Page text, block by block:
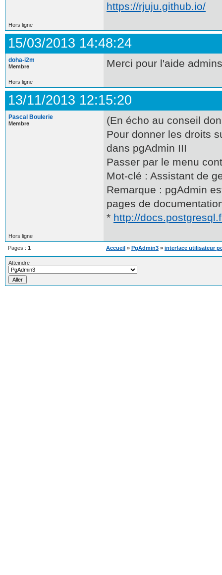
https://rjuju.github.io/
Hors ligne
15/03/2013 14:48:24
doha-i2m
Membre Merci pour l'aide
Hors ligne
13/11/2013 12:15:20
Pascal Boulerie
Membre
(En écho au conseil
Pour donner les droits
dans pgAdmin III
Passer par le menu
Mot-clé : Assistant de
Remarque : pgAdmin
pages de
* http://
Hors ligne
Pages : 1 Accueil » PgAdmin3 » interface utilisateur
Atteindre